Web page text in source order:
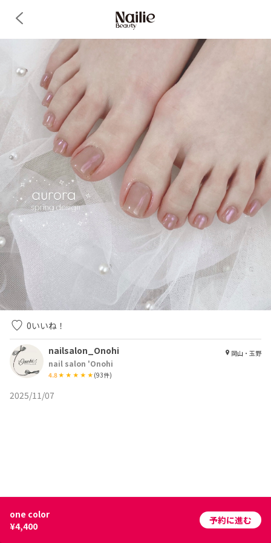
0いいね！
nailsalon_Onohi
nail salon 'Onohi
4.8 (93件)
岡山・玉野
2025/11/07
¥4,400
予約に進む